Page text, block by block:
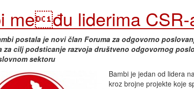
među liderima CSR-
postala je novi član Foruma za odgovorno
za cilj podsticanje razvoja društveno odgovornog
sektoru
Bambi je jedan od lidera
kroz brojne projekte koje